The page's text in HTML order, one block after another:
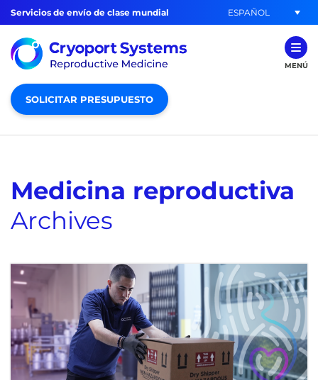
Servicios de envío de clase mundial ESPAÑOL
MENÚ
SOLICITAR PRESUPUESTO
Medicina reproductiva
Archives